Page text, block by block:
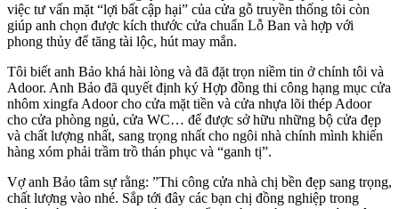
việc tư vấn mặt “lợi bất cập hại” của cửa gỗ truyền thống tôi còn
giúp anh chọn được kích thước cửa chuẩn Lỗ Ban và hợp với
phong thủy để tăng tài lộc, hút may mắn.
Tôi biết anh Bảo khá hài lòng và đã đặt trọn niềm tin ở chính tôi và
Adoor. Anh Bảo đã quyết định ký Hợp đồng thi công hạng mục cửa
nhôm xingfa Adoor cho cửa mặt tiền và cửa nhựa lõi thép Adoor
cho cửa phòng ngủ, cửa WC… để được sở hữu những bộ cửa đẹp
và chất lượng nhất, sang trọng nhất cho ngôi nhà chính mình khiến
hàng xóm phải trầm trồ thán phục và “ganh tị”.
Vợ anh Bảo tâm sự rằng: ”Thi công cửa nhà chị bền đẹp sang trọng,
chất lượng vào nhé. Sắp tới đây các bạn chị đồng nghiệp trong